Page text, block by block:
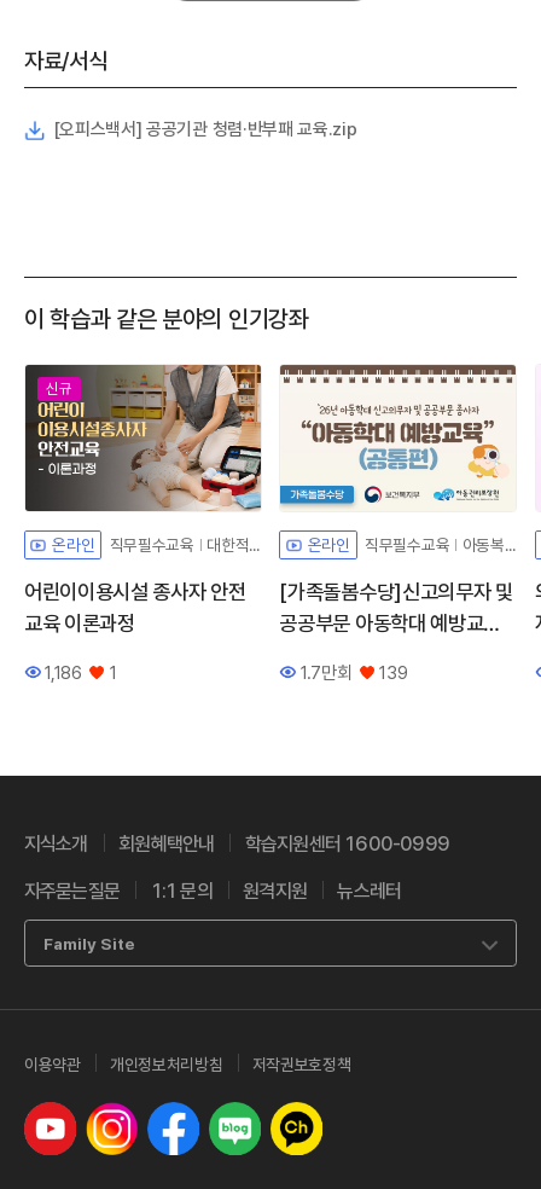
자료/서식
[오피스백서] 공공기관 청렴·반부패 교육.zip
이 학습과 같은 분야의 인기강좌
신규
온라인 직무필수교육 대한적십자사
어린이이용시설 종사자 안전
교육 이론과정
조회수
1,186
좋아요
1
온라인 직무필수교육 아동복지법해설
[가족돌봄수당]신고의무자 및
공공부문 아동학대 예방교육
조회수
1.7만회
좋아요
139
지식소개 회원혜택안내 학습지원센터 1600-0999
자주묻는질문 1:1 문의 원격지원 뉴스레터
Family Site
이용약관 개인정보처리방침 저작권보호정책
유튜브 인스타그램 페이스북 네이버 블로그카카오톡 채널